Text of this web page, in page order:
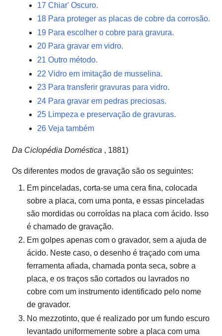
17 Chiar' Oscuro.
18 Para proteger as placas de cobre da corrosão.
19 Para escolher o cobre para gravura.
20 Para gravar em vidro.
21 Outro método.
22 Vidro em imitação de musselina.
23 Para transferir gravuras para vidro.
24 Para gravar em pedras preciosas.
25 Limpeza e preservação de gravuras.
26 Veja também
Da Ciclopédia Doméstica , 1881)
Os diferentes modos de gravação são os seguintes:
Em pinceladas, corta-se uma cera fina, colocada
sobre a placa, com uma ponta, e essas pinceladas
são mordidas ou corroídas na placa com ácido. Isso
é chamado de gravação.
Em golpes apenas com o gravador, sem a ajuda de
ácido. Neste caso, o desenho é traçado com uma
ferramenta afiada, chamada ponta seca, sobre a
placa, e os traços são cortados ou lavrados no
cobre com um instrumento identificado pelo nome
de gravador.
No mezzotinto, que é realizado por um fundo escuro
levantado uniformemente sobre a placa com uma